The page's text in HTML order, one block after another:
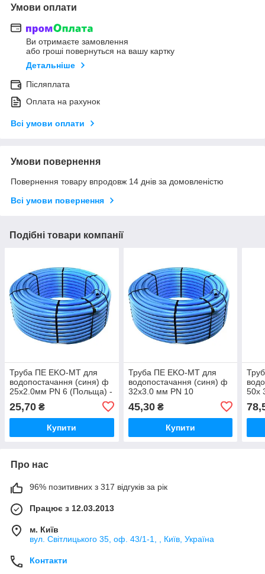
Умови оплати
Ви отримаєте замовлення
або гроші повернуться на вашу картку
Детальніше
Післяплата
Оплата на рахунок
Всі умови оплати
Умови повернення
Повернення товару впродовж 14 днів за домовленістю
Всі умови повернення
Подібні товари компанії
Труба ПЕ EKO-MT для
водопостачання (синя) ф
25x2.0мм PN 6 (Польща) -
25,70 ₴
Купити
Труба ПЕ EKO-MT для
водопостачання (синя) ф
32x3.0 мм PN 10
45,30₴
Купити
50x
Про нас
96% позитивних з 317 відгуків за рік
Працює з 12.03.2013
м. Київ
вул. Світлицького 35, оф. 43/1-1, , Київ, Україна
Контакти